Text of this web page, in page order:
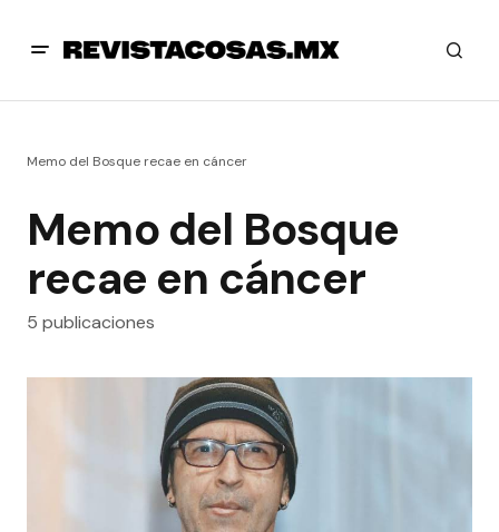
Memo del Bosque recae en cáncer
Memo del Bosque
recae en cáncer
5 publicaciones